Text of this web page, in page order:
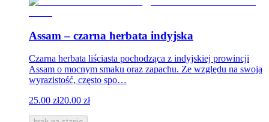
Assam – czarna herbata indyjska
Czarna herbata liściasta pochodząca z indyjskiej prowincji
Assam o mocnym smaku oraz zapachu. Ze względu na swoją
wyrazistość, często spo…
25.00 zł20.00 zł